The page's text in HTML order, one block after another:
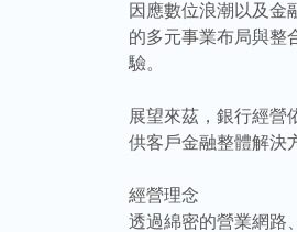
因應數位浪潮以及金
的多元事業布局與整
驗。
展望來茲，銀行經營
供客戶金融整體解決
經營理念
透過綿密的營業網路